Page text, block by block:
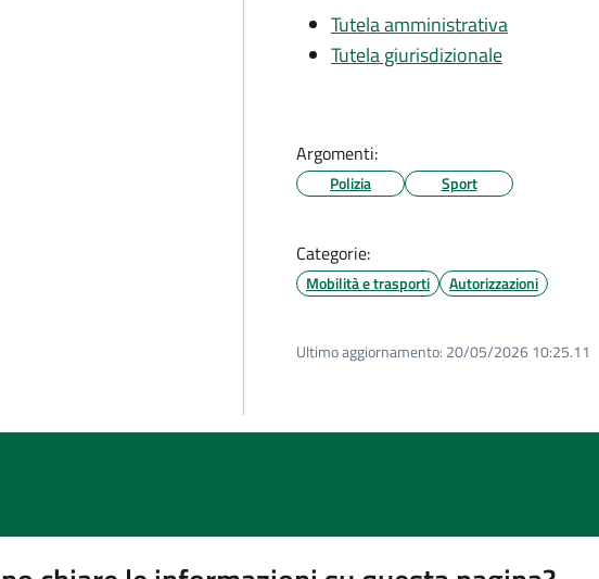
Tutela amministrativa
Tutela giurisdizionale
Argomenti:
Polizia Sport
Categorie:
Mobilità e trasporti Autorizzazioni
Ultimo aggiornamento: 20/05/2026 10:25.11